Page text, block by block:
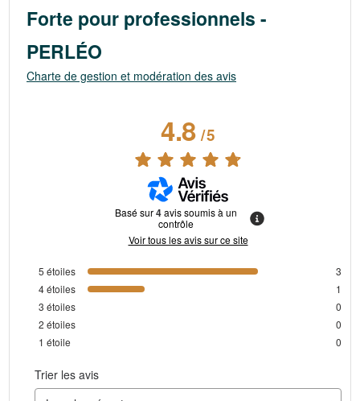
Forte pour professionnels -
PERLÉO
Charte de gestion et modération des avis
4.8/5
Basé sur4avis soumis à un
contrôle
Voir tous les avis sur ce site
5 étoiles
3
4étoiles
1
3 étoiles
0
2 étoiles
0
1 étoile 0
Trier les avis